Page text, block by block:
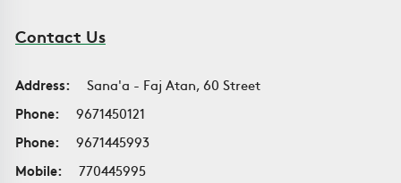
Contact Us
Address:
Sana'a - Faj Atan, 60 Street
Phone:
9671450121
Phone:
9671445993
Mobile:
770445995